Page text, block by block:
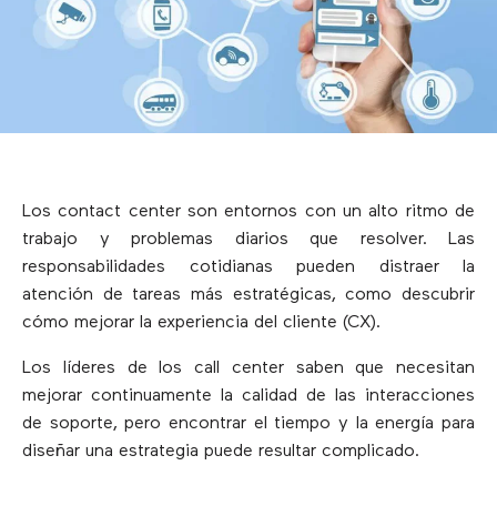
Los contact center son entornos con un alto ritmo de
trabajo y problemas diarios que resolver. Las
responsabilidades cotidianas pueden distraer la
atención de tareas más estratégicas, como descubrir
cómo mejorar la experiencia del cliente (CX).
Los líderes de los call center saben que necesitan
mejorar continuamente la calidad de las interacciones
de soporte, pero encontrar el tiempo y la energía para
diseñar una estrategia puede resultar complicado.